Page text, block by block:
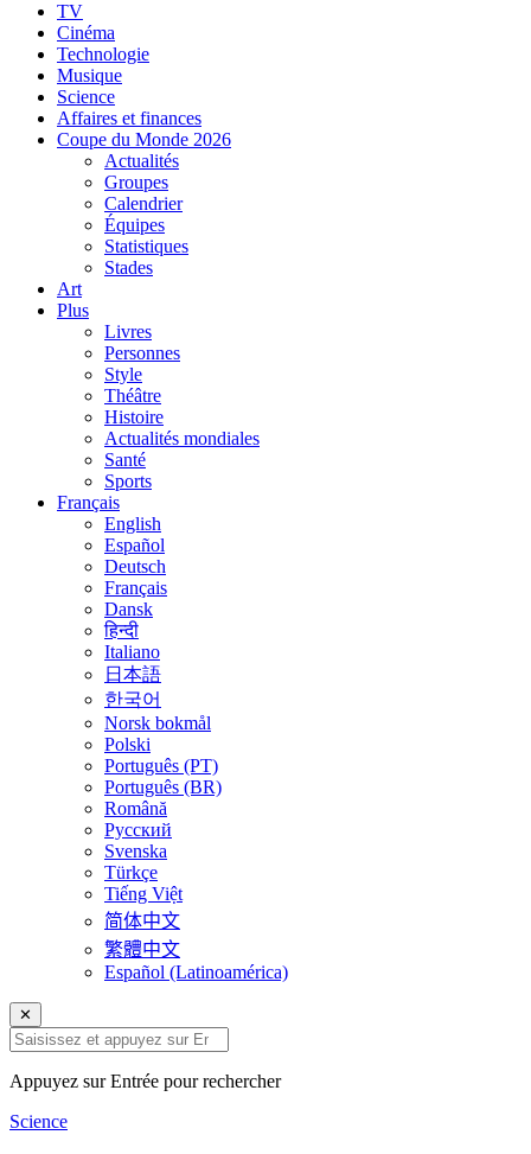
TV
Cinéma
Technologie
Musique
Science
Affaires et finances
Coupe du Monde 2026
Actualités
Groupes
Calendrier
Équipes
Statistiques
Stades
Art
Plus
Livres
Personnes
Style
Théâtre
Histoire
Actualités mondiales
Santé
Sports
Français
English
Español
Deutsch
Français
Dansk
हिन्दी
Italiano
日本語
한국어
Norsk bokmål
Polski
Português (PT)
Português (BR)
Română
Русский
Svenska
Türkçe
Tiếng Việt
简体中文
繁體中文
Español (Latinoamérica)
✕
Appuyez sur Entrée pour rechercher
Science